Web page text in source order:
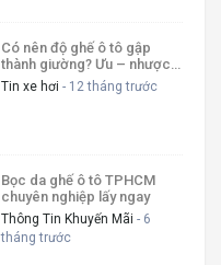
Có nên độ ghế ô tô gập
thành giường? Ưu – nhược
điểm cần biết
Tin xe hơi - 12 tháng trước
Bọc da ghế ô tô TPHCM
chuyên nghiệp lấy ngay
Thông Tin Khuyến Mãi - 6
tháng trước